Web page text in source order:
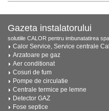
Gazeta instalatorului
solutiile CALOR pentru imbunatatirea
Calor Service, Service centrale
Arzatoare pe gaz
Aer conditionat
Cosuri de fum
Pompe de circulatie
Centrale termice pe lemne
Detector GAZ
Fose septice